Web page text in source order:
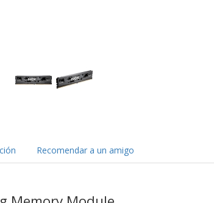
Recomendar a un amigo